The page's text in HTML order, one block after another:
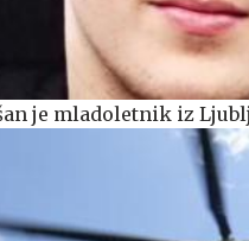
je mladoletnik iz